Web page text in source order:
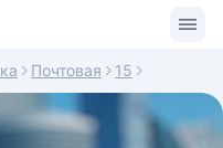
Почтовая 15